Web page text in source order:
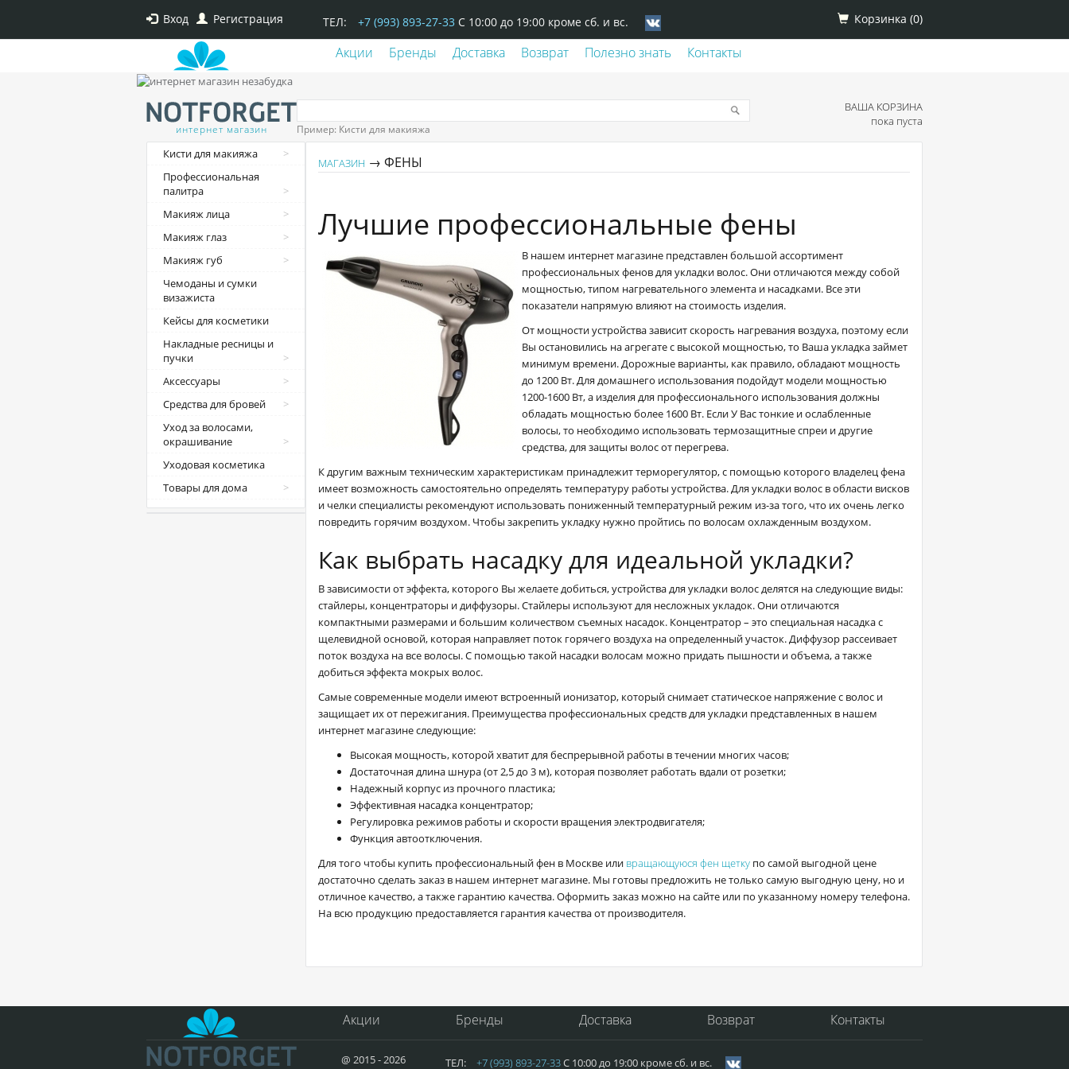
Вход Регистрация ТЕЛ: +7 (993) 893-27-33 С 10:00 до 19:00 кроме сб. и вс. Корзинка (0)
Акции Бренды Доставка Возврат Полезно знать Контакты
интернет магазин Пример: Кисти для макияжа
ВАША КОРЗИНА
пока пуста
Кисти для макияжа
Профессиональная
палитра
Макияж лица
Макияж глаз
Макияж губ
Чемоданы и сумки
визажиста
Кейсы для косметики
Накладные ресницы и
пучки
Аксессуары
Средства для бровей
Уход за волосами,
окрашивание
Уходовая косметика
Товары для дома
МАГАЗИН → ФЕНЫ
Лучшие профессиональные фены
В нашем интернет магазине представлен большой ассортимент
профессиональных фенов для укладки волос. Они отличаются между собой
мощностью, типом нагревательного элемента и насадками. Все эти
показатели напрямую влияют на стоимость изделия.
От мощности устройства зависит скорость нагревания воздуха, поэтому если
Вы остановились на агрегате с высокой мощностью, то Ваша укладка займет
минимум времени. Дорожные варианты, как правило, обладают мощность
до 1200 Вт. Для домашнего использования подойдут модели мощностью
1200-1600 Вт, а изделия для профессионального использования должны
обладать мощностью более 1600 Вт. Если У Вас тонкие и ослабленные
волосы, то необходимо использовать термозащитные спреи и другие
средства, для защиты волос от перегрева.
К другим важным техническим характеристикам принадлежит терморегулятор, с помощью которого владелец фена
имеет возможность самостоятельно определять температуру работы устройства. Для укладки волос в области висков
и челки специалисты рекомендуют использовать пониженный температурный режим из-за того, что их очень легко
повредить горячим воздухом. Чтобы закрепить укладку нужно пройтись по волосам охлажденным воздухом.
Как выбрать насадку для идеальной укладки?
В зависимости от эффекта, которого Вы желаете добиться, устройства для укладки волос делятся на следующие виды:
стайлеры, концентраторы и диффузоры. Стайлеры используют для несложных укладок. Они отличаются
компактными размерами и большим количеством съемных насадок. Концентратор – это специальная насадка с
щелевидной основой, которая направляет поток горячего воздуха на определенный участок. Диффузор рассеивает
поток воздуха на все волосы. С помощью такой насадки волосам можно придать пышности и объема, а также
добиться эффекта мокрых волос.
Самые современные модели имеют встроенный ионизатор, который снимает статическое напряжение с волос и
защищает их от пережигания. Преимущества профессиональных средств для укладки представленных в нашем
интернет магазине следующие:
Высокая мощность, которой хватит для беспрерывной работы в течении многих часов;
Достаточная длина шнура (от 2,5 до 3 м), которая позволяет работать вдали от розетки;
Надежный корпус из прочного пластика;
Эффективная насадка концентратор;
Регулировка режимов работы и скорости вращения электродвигателя;
Функция автоотключения.
Для того чтобы купить профессиональный фен в Москве или вращающуюся фен щетку по самой выгодной цене
достаточно сделать заказ в нашем интернет магазине. Мы готовы предложить не только самую выгодную цену, но и
отличное качество, а также гарантию качества. Оформить заказ можно на сайте или по указанному номеру телефона.
На всю продукцию предоставляется гарантия качества от производителя.
Акции Бренды Доставка Возврат Контакты
@ 2015 - 2026 ТЕЛ: +7 (993) 893-27-33С 10:00 до 19:00 кроме сб. и вс.